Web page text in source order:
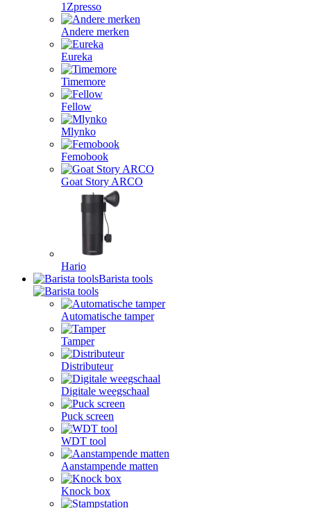
1Zpresso
Andere merken
Eureka
Timemore
Fellow
Mlynko
Femobook
Goat Story ARCO
Hario
Barista tools
Automatische tamper
Tamper
Distributeur
Digitale weegschaal
Puck screen
WDT tool
Aanstampende matten
Knock box